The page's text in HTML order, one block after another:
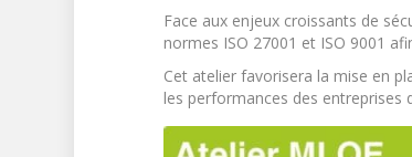
Face aux enjeux croissants de
normes ISO 27001 et ISO 9001
Cet atelier favorisera la mise en
les performances des entreprises